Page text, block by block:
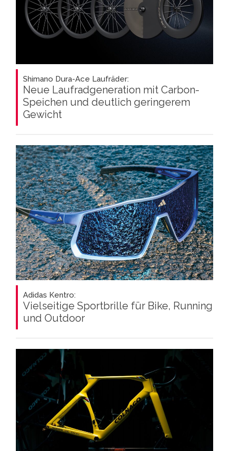
Shimano Dura-Ace Laufräder:
Neue Laufradgeneration mit Carbon-
Speichen und deutlich geringerem
Gewicht
Adidas Kentro:
Vielseitige Sportbrille für Bike, Running
und Outdoor